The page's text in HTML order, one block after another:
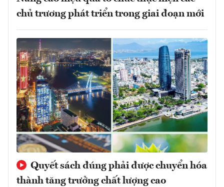
chủ trương phát triển trong giai đoạn mới
Quyết sách đúng phải được chuyển hóa
thành tăng trưởng chất lượng cao